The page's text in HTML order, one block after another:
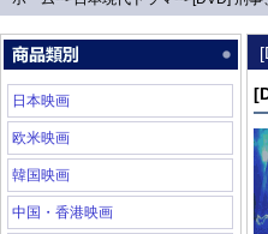
日本映画
欧米映画
韓国映画
中国・香港映画